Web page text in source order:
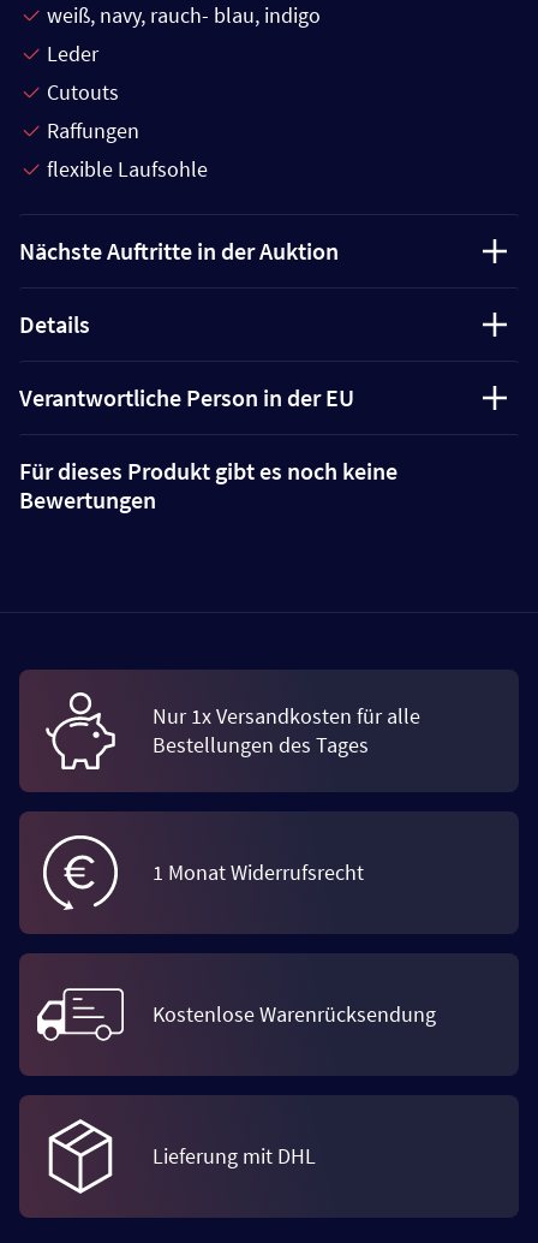
weiß, navy, rauch- blau, indigo
Leder
Cutouts
Raffungen
flexible Laufsohle
Nächste Auftritte in der Auktion
Details
Verantwortliche Person in der EU
Für dieses Produkt gibt es noch keine
Bewertungen
Nur 1x Versandkosten für alle
Bestellungen des Tages
1 Monat Widerrufsrecht
Kostenlose Warenrücksendung
Lieferung mit DHL